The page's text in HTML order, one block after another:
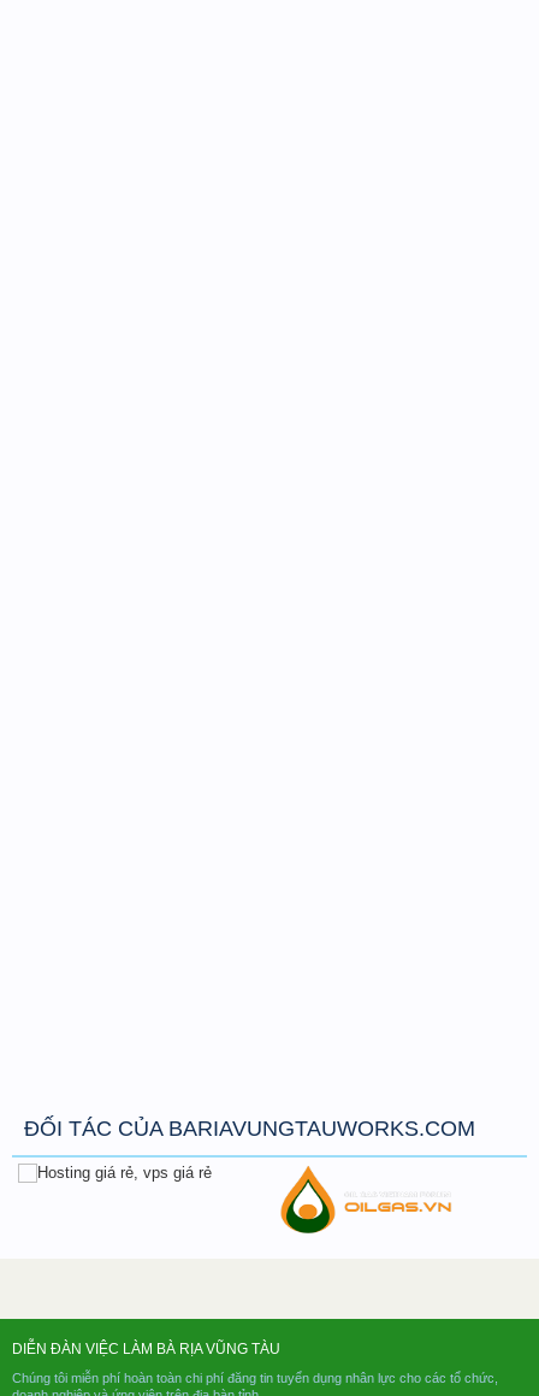
ĐỐI TÁC CỦA BARIAVUNGTAUWORKS.COM
DIỄN ĐÀN VIỆC LÀM BÀ RỊA VŨNG TÀU
Chúng tôi miễn phí hoàn toàn chi phí đăng tin tuyển dụng nhân lực cho các tổ chức,